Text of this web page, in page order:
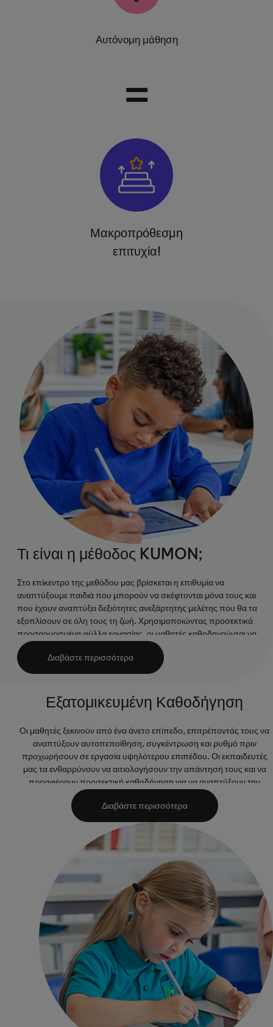
Αυτόνομη μάθηση
=
Μακροπρόθεσμη
επιτυχία!
Τι είναι η μέθοδος KUMON;
Στο επίκεντρο της μεθόδου μας βρίσκεται η επιθυμία να
αναπτύξουμε παιδιά που μπορούν να σκέφτονται μόνα τους και
που έχουν αναπτύξει δεξιότητες ανεξάρτητης μελέτης που θα τα
εξοπλίσουν σε όλη τους τη ζωή. Χρησιμοποιώντας προσεκτικά
προσαρμοσμένα φύλλα εργασίας, οι μαθητές καθοδηγούνται να
ανακαλύψουν τις δικές τους ικανότητες, τις δεξιότητες αυτομάθησης
και ως εκ τούτου να αναπτύξουν μια σταθερή βάση μάθησης.
Διαβάστε περισσότερα
Εξατομικευμένη Καθοδήγηση
Οι μαθητές ξεκινούν από ένα άνετο επίπεδο, επιτρέποντάς τους να
αναπτύξουν αυτοπεποίθηση, συγκέντρωση και ρυθμό πριν
προχωρήσουν σε εργασία υψηλότερου επιπέδου. Οι εκπαιδευτές
μας τα ενθαρρύνουν να αιτιολογήσουν την απάντησή τους και να
προσφέρουν προσεκτική καθοδήγηση για να αναπτύξουν την
ικανότητα κάθε παιδιού να αυτομάθη. Θα παρατηρούν προσεκτικά
κάθε μαθητή καθ' όλη τη διάρκεια, προσαρμόζοντας το επίπεδο
σπουδών τους με βάση την ατομική τους ικανότητα και ευχέρεια.
Διαβάστε περισσότερα